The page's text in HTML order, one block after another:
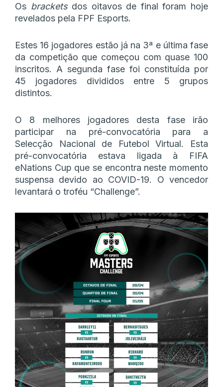
Os bracketsdos oitavos de final foram hoje
revelados pela FPF Esports.
Estes 16 jogadores estão já na 3ª e última fase
da competição que começou com quase 100
inscritos. A segunda fase foi constituída por
45 jogadores divididos entre 5 grupos
distintos.
O 8 melhores jogadores desta fase irão
participar na pré-convocatória para a
Selecção Nacional de Futebol Virtual. Esta
pré-convocatória estava ligada à FIFA
eNations Cup que se encontra neste momento
suspensa devido ao COVID-19. O vencedor
levantará o troféu “Challenge”.